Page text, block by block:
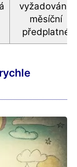
vyžadováno
měsíční
předplatné